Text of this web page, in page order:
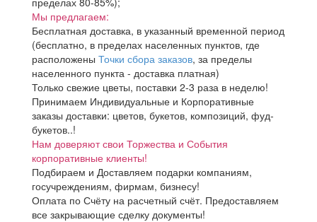
Мы предлагаем:
Бесплатная доставка, в указанный временной период
(бесплатно, в пределах населенных пунктов, где
расположены Точки сбора заказов, за пределы
населенного пункта - доставка платная)
Только свежие цветы, поставки 2-3 раза в неделю!
Принимаем Индивидуальные и Корпоративные
заказы доставки: цветов, букетов, композиций, фуд-
букетов..!
Нам доверяют свои Торжества и События
корпоративные клиенты!
Подбираем и Доставляем подарки компаниям,
госучреждениям, фирмам, бизнесу!
Оплата по Счёту на расчетный счёт. Предоставляем
все закрывающие сделку документы!